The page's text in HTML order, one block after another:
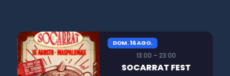
DOM. 16 AGO.
13:00 – 23:00
SOCARRAT FEST